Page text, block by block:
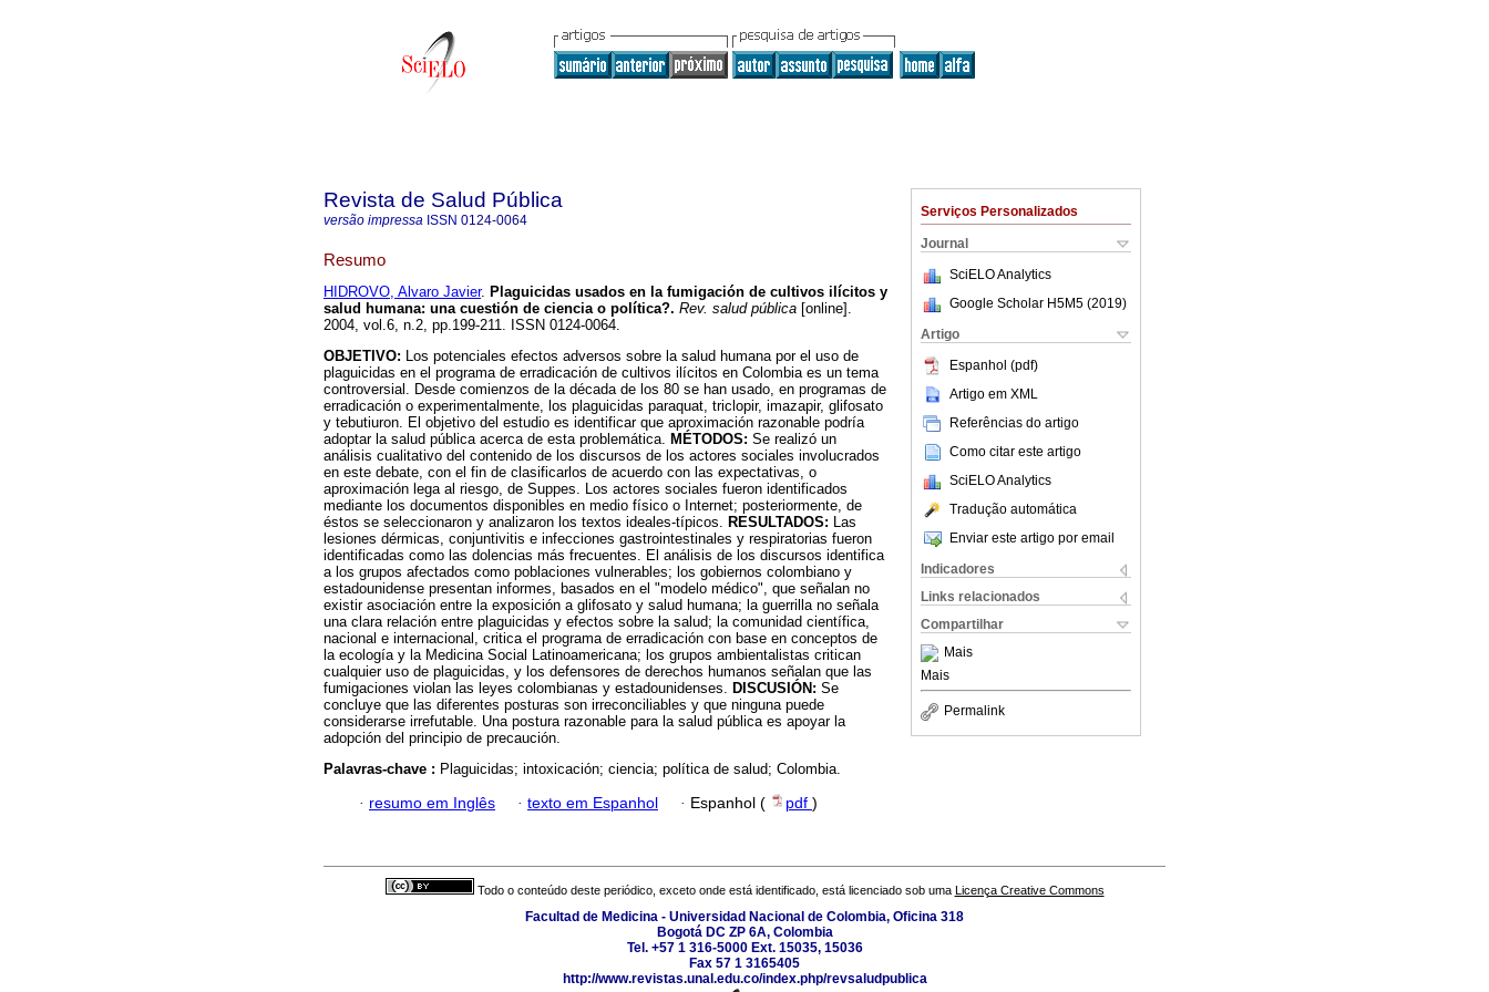
Serviços Personalizados
Journal
SciELO Analytics
Google Scholar H5M5 (2019)
Artigo
Espanhol (pdf)
Artigo em XML
Referências do artigo
Como citar este artigo
SciELO Analytics
Tradução automática
Enviar este artigo por email
Indicadores
Links relacionados
Compartilhar
Mais
Mais
Permalink
Revista de Salud Pública
versão impressa ISSN 0124-0064
Resumo
HIDROVO, Alvaro Javier. Plaguicidas usados en la fumigación de cultivos ilícitos y
salud humana: una cuestión de ciencia o política?. Rev. salud pública [online].
2004, vol.6, n.2, pp.199-211. ISSN 0124-0064.
OBJETIVO: Los potenciales efectos adversos sobre la salud humana por el uso de
plaguicidas en el programa de erradicación de cultivos ilícitos en Colombia es un tema
controversial. Desde comienzos de la década de los 80 se han usado, en programas de
erradicación o experimentalmente, los plaguicidas paraquat, triclopir, imazapir, glifosato
y tebutiuron. El objetivo del estudio es identificar que aproximación razonable podría
adoptar la salud pública acerca de esta problemática. MÉTODOS: Se realizó un
análisis cualitativo del contenido de los discursos de los actores sociales involucrados
en este debate, con el fin de clasificarlos de acuerdo con las expectativas, o
aproximación lega al riesgo, de Suppes. Los actores sociales fueron identificados
mediante los documentos disponibles en medio físico o Internet; posteriormente, de
éstos se seleccionaron y analizaron los textos ideales-típicos. RESULTADOS: Las
lesiones dérmicas, conjuntivitis e infecciones gastrointestinales y respiratorias fueron
identificadas como las dolencias más frecuentes. El análisis de los discursos identifica
a los grupos afectados como poblaciones vulnerables; los gobiernos colombiano y
estadounidense presentan informes, basados en el "modelo médico", que señalan no
existir asociación entre la exposición a glifosato y salud humana; la guerrilla no señala
una clara relación entre plaguicidas y efectos sobre la salud; la comunidad científica,
nacional e internacional, critica el programa de erradicación con base en conceptos de
la ecología y la Medicina Social Latinoamericana; los grupos ambientalistas critican
cualquier uso de plaguicidas, y los defensores de derechos humanos señalan que las
fumigaciones violan las leyes colombianas y estadounidenses. DISCUSIÓN: Se
concluye que las diferentes posturas son irreconciliables y que ninguna puede
considerarse irrefutable. Una postura razonable para la salud pública es apoyar la
adopción del principio de precaución.
Palavras-chave : Plaguicidas; intoxicación; ciencia; política de salud; Colombia.
· resumo em Inglês · texto em Espanhol · Espanhol ( pdf )
Todo o conteúdo deste periódico, exceto onde está identificado, está licenciado sob uma Licença Creative Commons
Facultad de Medicina - Universidad Nacional de Colombia, Oficina 318
Bogotá DC ZP 6A, Colombia
Tel. +57 1 316-5000 Ext. 15035, 15036
Fax 57 1 3165405
http://www.revistas.unal.edu.co/index.php/revsaludpublica